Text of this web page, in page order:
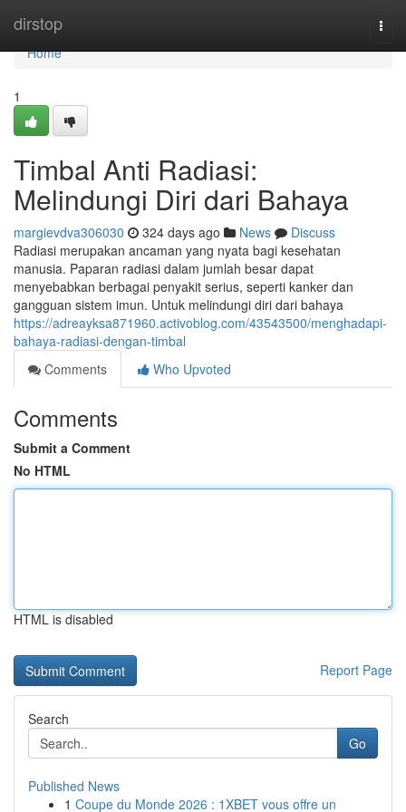
dirstop
Home
Home
1
Timbal Anti Radiasi:
Melindungi Diri dari Bahaya
margievdva306030 324 days ago News
Discuss
Radiasi merupakan ancaman yang nyata bagi kesehatan
manusia. Paparan radiasi dalam jumlah besar dapat
menyebabkan berbagai penyakit serius, seperti kanker dan
gangguan sistem imun. Untuk melindungi diri dari bahaya
https://adreayksa871960.activoblog.com/43543500/menghadapi-
bahaya-radiasi-dengan-timbal
Comments
Who Upvoted
Comments
Submit a Comment
No HTML
HTML is disabled
Report Page
Search
Go
Published News
1 Coupe du Monde 2026 : 1XBET vous offre un